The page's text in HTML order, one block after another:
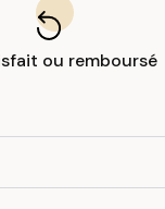
ou remboursé